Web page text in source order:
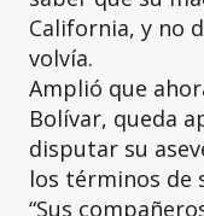
California, y no
volvía.
Amplió que
Bolívar, queda
disputar su
los términos de
“Sus